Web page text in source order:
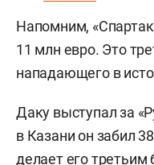
Напомним,
11 млн евро. Это
нападающего в
Даку выступал за
в Казани он забил
делает его